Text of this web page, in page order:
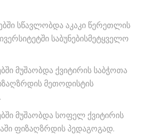
სწავლობდა აკაკი წერეთლის
საბუნებისმეტყველო
მუშაობდა ქვიტირის საბჭოთა
მეთოდისტის
მუშაობდა სოფელ ქვიტირის
ფიზაღზრდის პედაგოგად.